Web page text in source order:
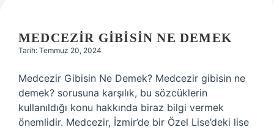
MEDCEZIR GIBISIN NE DEMEK
Tarih: Temmuz 20, 2024
Medcezir Gibisin Ne Demek? Medcezir gibisin ne
demek? sorusuna karşılık, bu sözcüklerin
kullanıldığı konu hakkında biraz bilgi vermek
önemlidir. Medcezir, İzmir’de bir Özel Lise’deki lise